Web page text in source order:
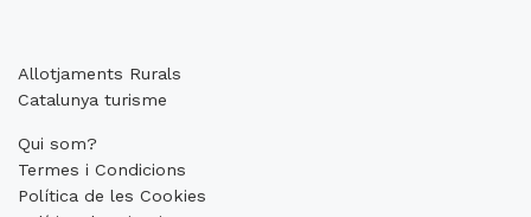
Allotjaments Rurals
Catalunya turisme
Qui som?
Termes i Condicions
Política de les Cookies